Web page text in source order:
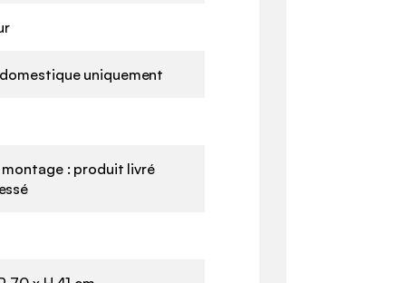
uniquement
montage : produit livré